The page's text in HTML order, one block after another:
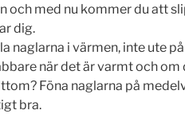
och med nu kommer du att
dig.
naglarna i värmen, inte ute
när det är varmt och om
Föna naglarna på
bra.